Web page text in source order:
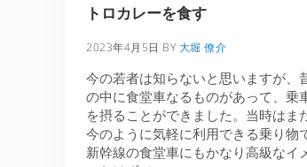
トロカレーを食す
2023年4月5日 BY 大堀 僚介
今の若者は知らないと思いますが、
の中に食堂車なるものがあって、乗
を摂ることができました。当時はま
今のように気軽に利用できる乗り物
新幹線の食堂車にもかなり高級なイ